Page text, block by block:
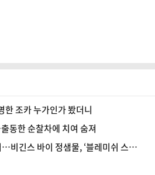
한 조카 누가인가 봤더니
동한 순찰차에 치여 숨져
비긴스 바이 정샘물, ‘블레미쉬 스트